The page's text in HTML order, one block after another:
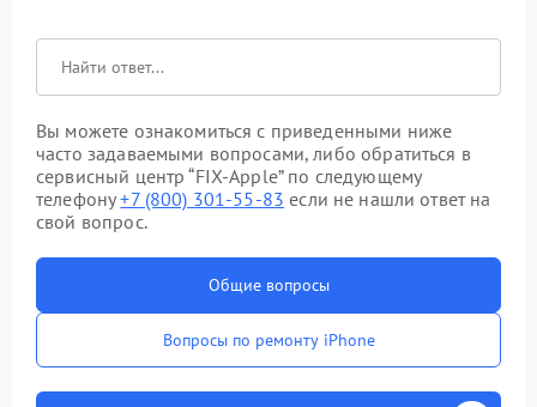
Вы можете ознакомиться с приведенными ниже
часто задаваемыми вопросами, либо обратиться в
сервисный центр “FIX-Apple” по следующему
телефону+7 (800) 301-55-83 если не нашли ответ на
свой вопрос.
Общие вопросы
Вопросы по ремонту iPhone